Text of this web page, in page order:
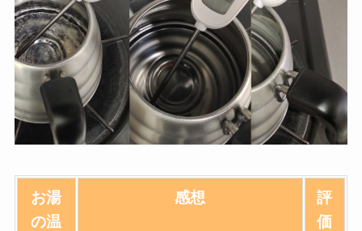
お湯
の温
感想
評
価